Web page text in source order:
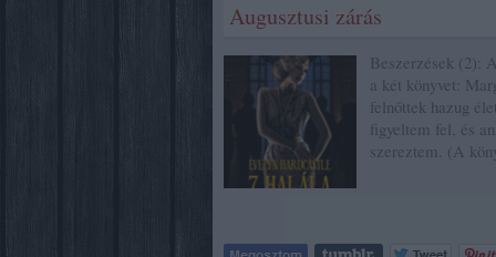
Augusztusi zárás
Beszerzések (2):
a két könyvet:
felnőttek hazug
figyeltem fel, és
szereztem. (A